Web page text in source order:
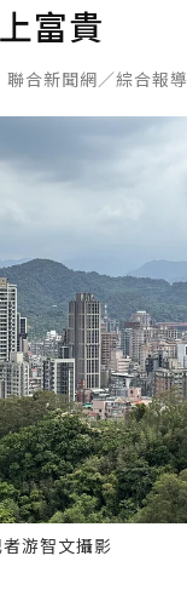
富貴
聯合新聞網／綜合報導
游智文攝影